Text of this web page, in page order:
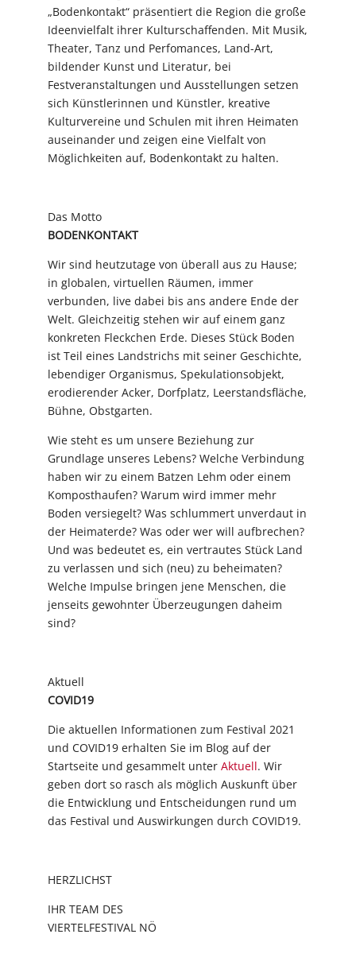
„Bodenkontakt“ präsentiert die Region die große
Ideenvielfalt ihrer Kulturschaffenden. Mit Musik,
Theater, Tanz und Perfomances, Land-Art,
bildender Kunst und Literatur, bei
Festveranstaltungen und Ausstellungen setzen
sich Künstlerinnen und Künstler, kreative
Kulturvereine und Schulen mit ihren Heimaten
auseinander und zeigen eine Vielfalt von
Möglichkeiten auf, Bodenkontakt zu halten.
Das Motto
BODENKONTAKT
Wir sind heutzutage von überall aus zu Hause;
in globalen, virtuellen Räumen, immer
verbunden, live dabei bis ans andere Ende der
Welt. Gleichzeitig stehen wir auf einem ganz
konkreten Fleckchen Erde. Dieses Stück Boden
ist Teil eines Landstrichs mit seiner Geschichte,
lebendiger Organismus, Spekulationsobjekt,
erodierender Acker, Dorfplatz, Leerstandsfläche,
Bühne, Obstgarten.
Wie steht es um unsere Beziehung zur
Grundlage unseres Lebens? Welche Verbindung
haben wir zu einem Batzen Lehm oder einem
Komposthaufen? Warum wird immer mehr
Boden versiegelt? Was schlummert unverdaut in
der Heimaterde? Was oder wer will aufbrechen?
Und was bedeutet es, ein vertrautes Stück Land
zu verlassen und sich (neu) zu beheimaten?
Welche Impulse bringen jene Menschen, die
jenseits gewohnter Überzeugungen daheim
sind?
Aktuell
COVID19
Die aktuellen Informationen zum Festival 2021
und COVID19 erhalten Sie im Blog auf der
Startseite und gesammelt unter Aktuell. Wir
geben dort so rasch als möglich Auskunft über
die Entwicklung und Entscheidungen rund um
das Festival und Auswirkungen durch COVID19.
HERZLICHST
IHR TEAM DES
VIERTELFESTIVAL NÖ